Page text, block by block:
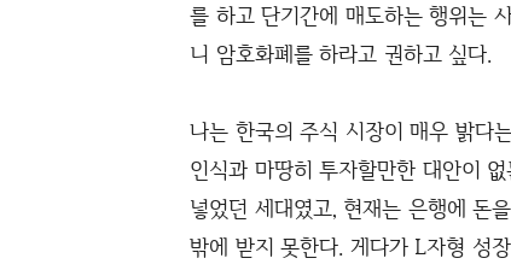
를 하고 단기간에 매도하는 행위는
니 암호화폐를 하라고 권하고 싶다.
나는 한국의 주식 시장이 매우 밝다
인식과 마땅히 투자할만한 대안이
넣었던 세대였고, 현재는 은행에 돈
밖에 받지 못한다. 게다가 L자형 성